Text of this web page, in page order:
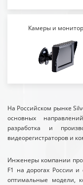
Камеры и
На Российском рынке
основных
разработка и
видеорегистраторов и
Инженеры компании
F1 на дорогах России
оптимальные модели,